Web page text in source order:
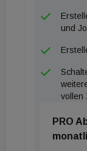
und
vollen
PRO